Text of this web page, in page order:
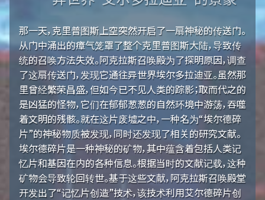
那一天，克里普图斯上空突然开启了一扇神秘的传送门。
从门中涌出的瘴气笼罩了整个克里普图斯大陆，导致传
统的召唤方法失效。阿克拉斯召唤殿为了探明原因，调查
了这扇传送门，发现它通往异世界埃尔多拉迪亚。虽然那
里曾经繁荣昌盛，但如今已不见人类的踪影；取而代之的
是凶猛的怪物，它们在郁郁葱葱的自然环境中游荡，吞噬
着文明的残骸。就在这片废墟之中，一种名为“埃尔德碎
片”的神秘物质被发现，同时还发现了相关的研究文献。
埃尔德碎片是一种神秘的矿物，其中蕴含着包括人类记
忆片和基因在内的各种信息。根据当时的文献记载，这种
矿物会导致轮回转世。基于这些文献，阿克拉斯召唤殿堂
开发出了“记忆片创造”技术，该技术利用艾尔德碎片创